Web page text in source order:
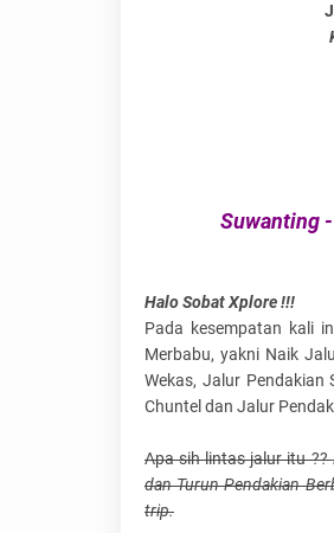
Suwanting
Halo Sobat Xplore !!!
Pada kesempatan kali
Merbabu, yakni Naik
Wekas, Jalur
Chuntel dan Jalur
Apa sih lintas jalur itu ??
dan Turun Pendakian
trip.